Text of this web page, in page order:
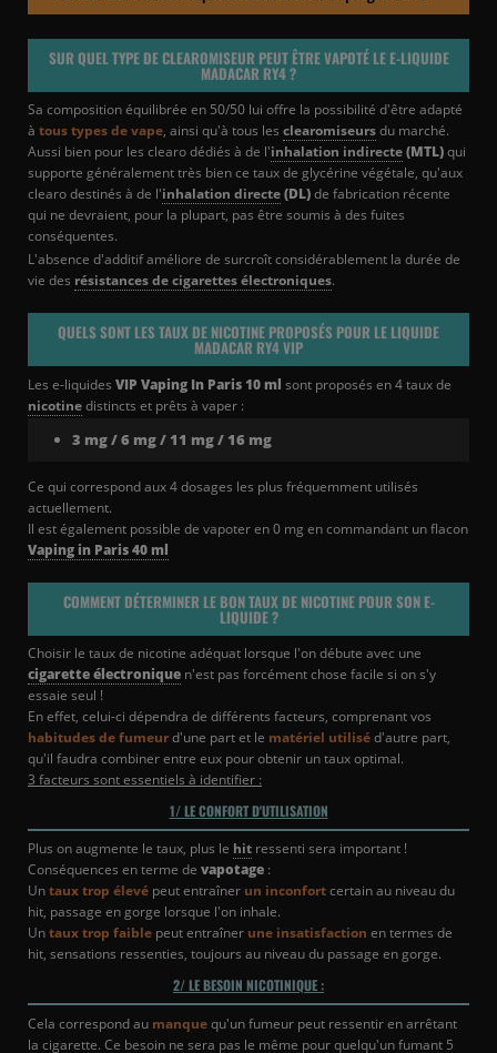
SUR QUEL TYPE DE CLEAROMISEUR PEUT ÊTRE VAPOTÉ LE E-LIQUIDE
MADACAR RY4 ?
Sa composition équilibrée en 50/50 lui offre la possibilité d'être adapté
à tous types de vape, ainsi qu'à tous les clearomiseursdu marché.
Aussi bien pour les clearo dédiés à de l'inhalation indirecte(MTL)qui
supporte généralement très bien ce taux de glycérine végétale, qu'aux
clearo destinés à de l'inhalation directe(DL)de fabrication récente
qui ne devraient, pour la plupart, pas être soumis à des fuites
conséquentes.
L'absence d'additif améliore de surcroît considérablement la durée de
vie des résistances de cigarettes électroniques.
QUELS SONT LES TAUX DE NICOTINE PROPOSÉS POUR LE LIQUIDE
MADACAR RY4 VIP
Les e-liquides VIP Vaping In Paris 10 ml sont proposés en 4 taux de
nicotinedistincts et prêts à vaper :
3 mg / 6 mg / 11 mg / 16 mg
Ce qui correspond aux 4 dosages les plus fréquemment utilisés
actuellement.
Il est également possible de vapoter en 0 mg en commandant un flacon
Vaping in Paris 40 ml
COMMENT DÉTERMINER LE BON TAUX DE NICOTINE POUR SON E-
LIQUIDE ?
Choisir le taux de nicotine adéquat lorsque l'on débute avec une
cigarette électronique n'est pas forcément chose facile si on s'y
essaie seul !
En effet, celui-ci dépendra de différents facteurs, comprenant vos
habitudes de fumeurd'une part et le matériel utiliséd'autre part,
qu'il faudra combiner entre eux pour obtenir un taux optimal.
3 facteurs sont essentiels à identifier :
1/ LE CONFORT D'UTILISATION
Plus on augmente le taux, plus le hit ressenti sera important !
Conséquences en terme de vapotage :
Untaux trop élevé peut entraîner un inconfortcertain au niveau du
hit, passage en gorge lorsque l'on inhale.
Untaux trop faible peut entraîner une insatisfaction en termes de
hit, sensations ressenties, toujours au niveau du passage en gorge.
2/ LE BESOIN NICOTINIQUE :
Cela correspond au manquequ'un fumeur peut ressentir en arrêtant
la cigarette. Ce besoin ne sera pas le même pour quelqu'un fumant 5